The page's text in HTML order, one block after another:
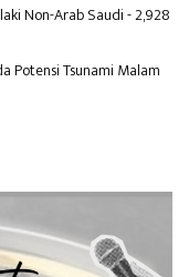
Non-Arab Saudi- 2,928
Potensi Tsunami Malam